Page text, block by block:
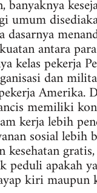
banyaknya
umum
dasarnya
antara
kelas pekerja
dan
Amerika.
memiliki
kerja lebih
sosial lebih
kesehatan
apakah
kiri maupun